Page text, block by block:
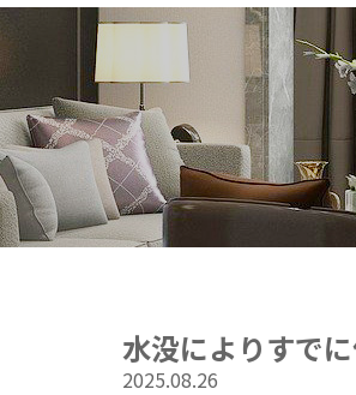
水没によりすで
2025.08.26